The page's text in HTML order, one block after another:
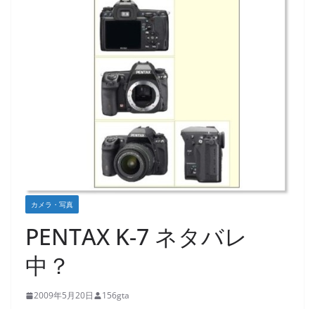
カメラ・写真
PENTAX K-7 ネタバレ
中？
2009年5月20日 156gta